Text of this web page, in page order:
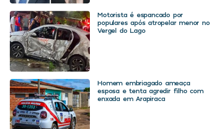
Motorista é espancado por
populares após atropelar menor no
Vergel do Lago
Homem embriagado ameaça
esposa e tenta agredir filho com
enxada em Arapiraca